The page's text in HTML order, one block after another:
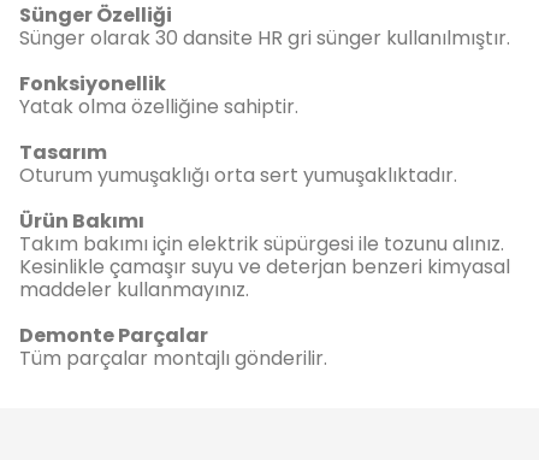
Sünger Özelliği
Sünger olarak 30 dansite HR gri sünger kullanılmıştır.
Fonksiyonellik
Yatak olma özelliğine sahiptir.
Tasarım
Oturum yumuşaklığı orta sert yumuşaklıktadır.
Ürün Bakımı
Takım bakımı için elektrik süpürgesi ile tozunu alınız.
Kesinlikle çamaşır suyu ve deterjan benzeri kimyasal
maddeler kullanmayınız.
Demonte Parçalar
Tüm parçalar montajlı gönderilir.